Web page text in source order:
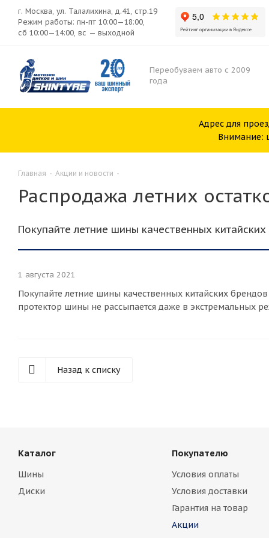
г. Москва, ул. Талалихина, д.41, стр.19
Режим работы: пн-пт 10:00—18:00,
сб 10:00—14:00, вс — выходной
Переобуваем авто с 2009
года
Адрес для
Внимание:
Главная - Акции и новости -
Распродажа летних
Покупайте летние шины качественных
1 августа 2021
Покупайте летние шины качественных китайских
протектор шины не рассыпается даже в экстремальных
Назад к списку
Каталог
Шины
Диски
Покупателю
Условия оплаты
Условия доставки
Гарантия на товар
Акции